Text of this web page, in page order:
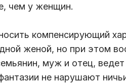
чем у женщин.
компенсирующий
женой, но при этом
муж и отец,
не нарушают